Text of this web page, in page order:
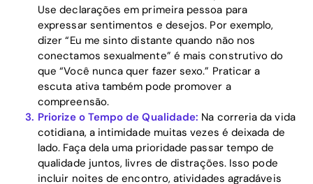
Download
Use declarações em primeira pessoa para
expressar sentimentos e desejos. Por exemplo,
dizer “Eu me sinto distante quando não nos
conectamos sexualmente” é mais construtivo do
que “Você nunca quer fazer sexo.” Praticar a
escuta ativa também pode promover a
compreensão.
Priorize o Tempo de Qualidade: Na correria da vida
cotidiana, a intimidade muitas vezes é deixada de
lado. Faça dela uma prioridade passar tempo de
qualidade juntos, livres de distrações. Isso pode
incluir noites de encontro, atividades agradáveis